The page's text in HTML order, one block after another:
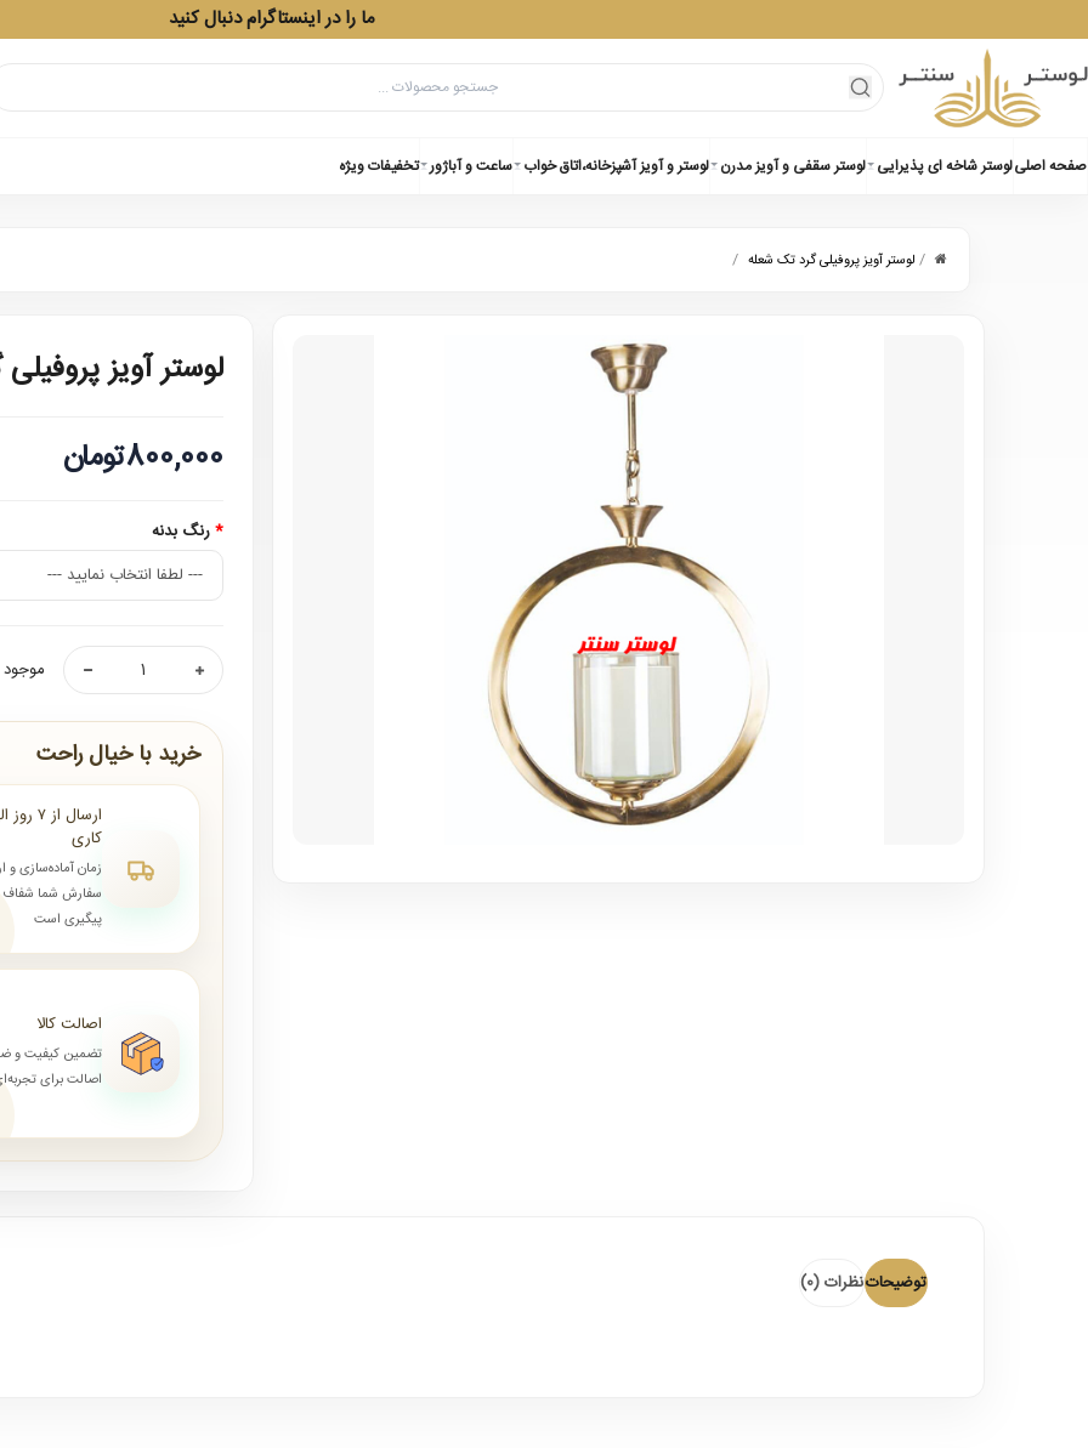
ما را در اینستاگرام دنبال کنید
صفحه اصلیلوستر شاخه ای پذیرایی لوستر سقفی و آویز مدرن لوستر و آویز آشپزخانه،اتاق خواب ساعت و آباژور تخفیفات ویژه
/ لوستر آویز پروفیلی گرد تک شعله /
لوستر آویز
800,000تومان
رنگ بدنه
خرید با خیال راحت
کاری
زمان آماده‌سازی و
سفارش شما شفاف
پیگیری است
اصالت کالا
تضمین کیفیت و
اصالت برای
توضیحاتنظرات (0)